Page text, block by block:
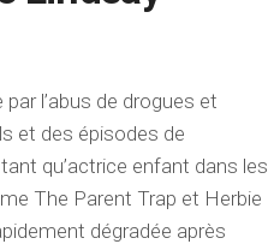
l’abus de drogues et
et des épisodes de
qu’actrice enfant dans les
The Parent Trap et Herbie
dégradée après